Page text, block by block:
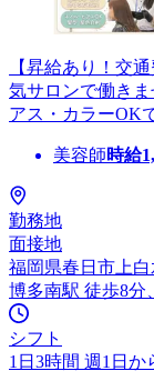
【昇給あり！交
気サロンで働き
アス・カラーOK
美容師時給
勤務地
面接地
福岡県春日市上白
博多南駅 徒歩8分
シフト
1日3時間 週1日か